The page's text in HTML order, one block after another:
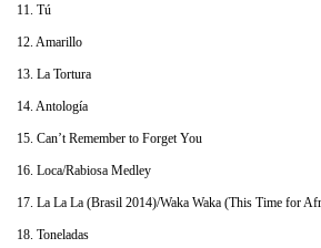
11. Tú
12. Amarillo
13. La Tortura
14. Antología
15. Can’t Remember to Forget You
16. Loca/Rabiosa Medley
17. La La La (Brasil 2014)/Waka Waka (This Time for
18. Toneladas